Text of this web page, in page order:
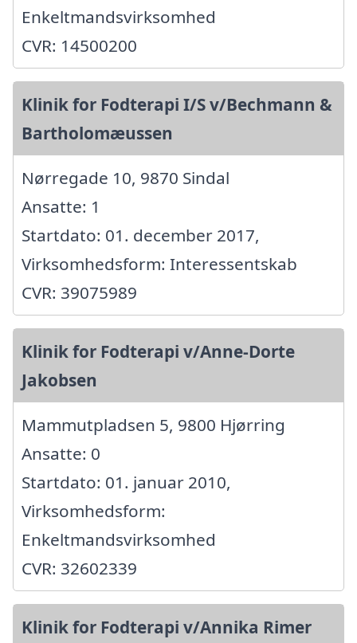
Enkeltmandsvirksomhed
CVR: 14500200
Klinik for Fodterapi I/S v/Bechmann &
Bartholomæussen
Nørregade 10, 9870 Sindal
Ansatte: 1
Startdato: 01. december 2017,
Virksomhedsform: Interessentskab
CVR: 39075989
Klinik for Fodterapi v/Anne-Dorte
Jakobsen
Mammutpladsen 5, 9800 Hjørring
Ansatte: 0
Startdato: 01. januar 2010,
Virksomhedsform:
Enkeltmandsvirksomhed
CVR: 32602339
Klinik for Fodterapi v/Annika Rimer